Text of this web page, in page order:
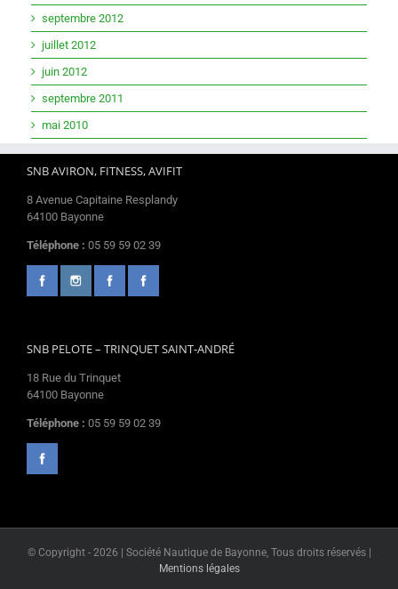
septembre 2012
juillet 2012
juin 2012
septembre 2011
mai 2010
SNB AVIRON, FITNESS, AVIFIT
8 Avenue Capitaine Resplandy
64100 Bayonne
Téléphone : 05 59 59 02 39
SNB PELOTE – TRINQUET SAINT-ANDRÉ
18 Rue du Trinquet
64100 Bayonne
Téléphone : 05 59 59 02 39
© Copyright - 2026 | Société Nautique de Bayonne, Tous droits réservés |
Mentions légales